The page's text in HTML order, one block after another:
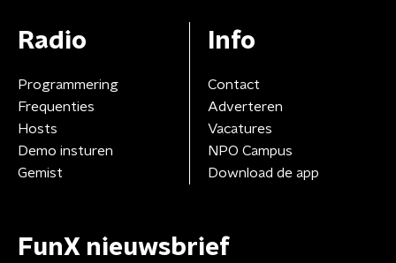
Radio
Programmering
Frequenties
Hosts
Demo insturen
Gemist
Info
Contact
Adverteren
Vacatures
NPO Campus
Download de app
FunX nieuwsbrief